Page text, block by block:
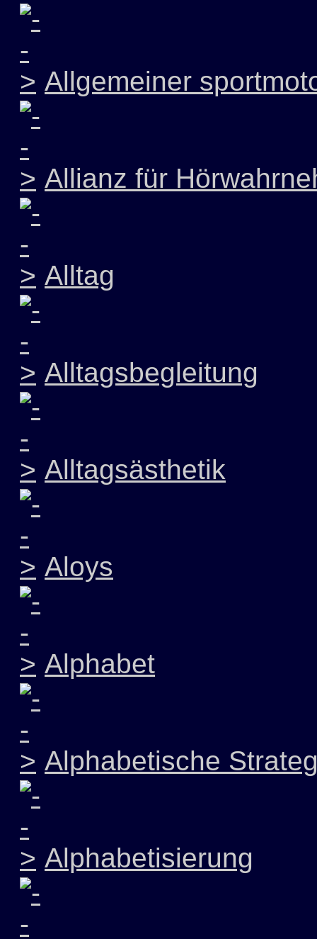
Allgemeiner
Allianz für
Alltag
Alltagsbegleitung
Alltagsästhetik
Aloys
Alphabet
Alphabetische
Alphabetisierung